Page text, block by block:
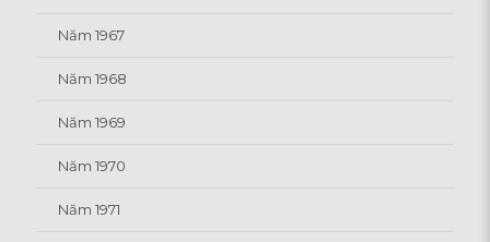
Năm 1967
Năm 1968
Năm 1969
Năm 1970
Năm 1971